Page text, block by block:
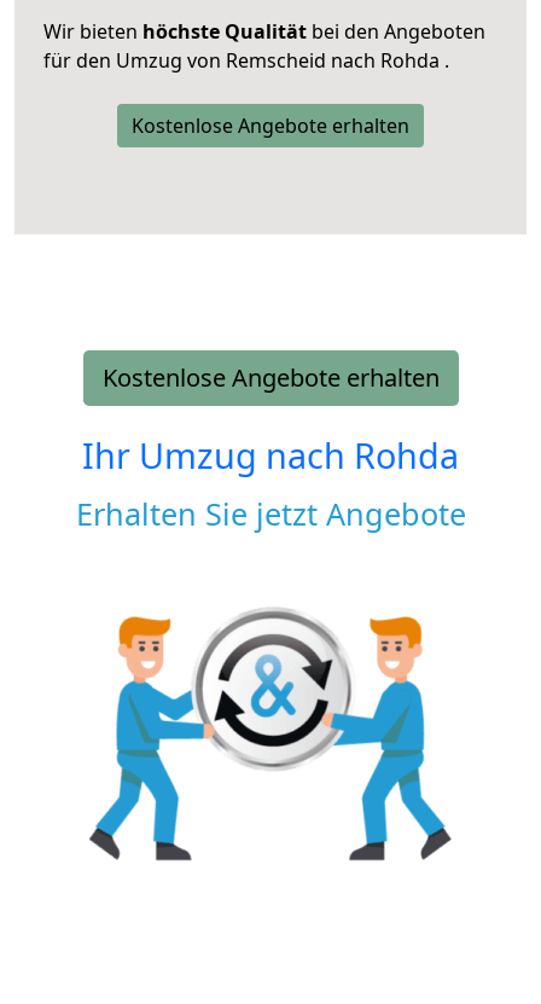
Wir bieten höchste Qualität bei den Angeboten
für den Umzug von Remscheid nach Rohda .
Kostenlose Angebote erhalten
Kostenlose Angebote erhalten
Ihr Umzug nach Rohda
Erhalten Sie jetzt Angebote